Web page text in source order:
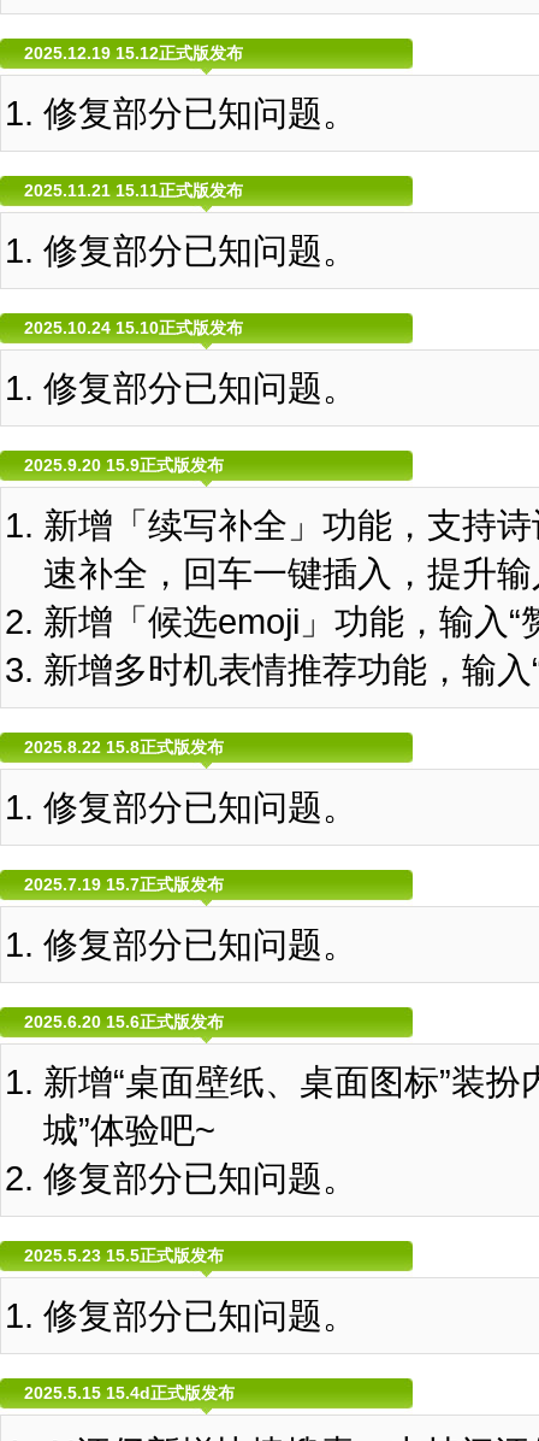
2025.12.19 15.12正式版发布
修复部分已知问题。
2025.11.21 15.11正式版发布
修复部分已知问题。
2025.10.24 15.10正式版发布
修复部分已知问题。
2025.9.20 15.9正式版发布
新增「续写补全」功能，支持
速补全，回车一键插入，提升
新增「候选emoji」功能，输入“
新增多时机表情推荐功能，输入
2025.8.22 15.8正式版发布
修复部分已知问题。
2025.7.19 15.7正式版发布
修复部分已知问题。
2025.6.20 15.6正式版发布
新增“桌面壁纸、桌面图标”装
城”体验吧~
修复部分已知问题。
2025.5.23 15.5正式版发布
修复部分已知问题。
2025.5.15 15.4d正式版发布